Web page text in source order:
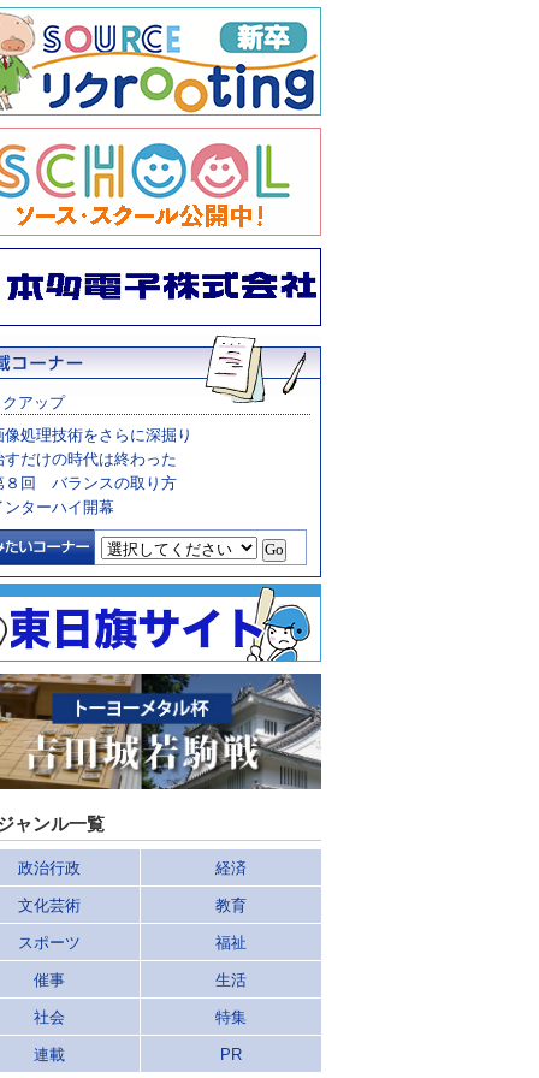
アップ
像処理技術をさらに深掘り
すだけの時代は終わった
８回 バランスの取り方
ンターハイ開幕
ャンル一覧
政治行政 経済
文化芸術 教育
スポーツ 福祉
催事 生活
社会 特集
連載 PR